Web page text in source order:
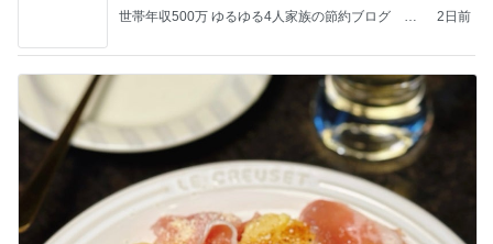
世帯年収500万 ゆるゆる4人家族の節約ブログ 〜
2日前